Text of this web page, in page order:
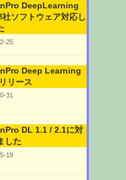
DeepLearning
社ソフトウェア対応し
25
Deep Learning
リース
31
DL 1.1 / 2.1に対
した
19